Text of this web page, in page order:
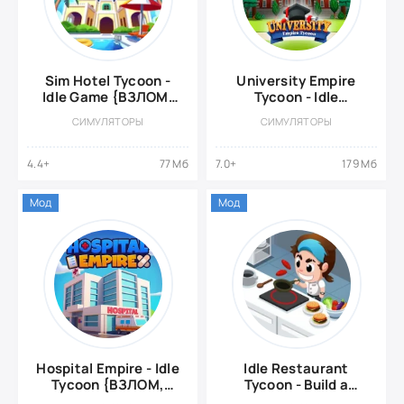
Sim Hotel Tycoon -
Idle Game {ВЗЛОМ:
СИМУЛЯТОРЫ
4.4+ 77 Мб
University Empire
Tycoon - Idle
денег}
СИМУЛЯТОРЫ
7.0+ 179 Мб
Hospital Empire - Idle
Tycoon {ВЗЛОМ,
Мод
Idle Restaurant
Tycoon - Build a
Мод